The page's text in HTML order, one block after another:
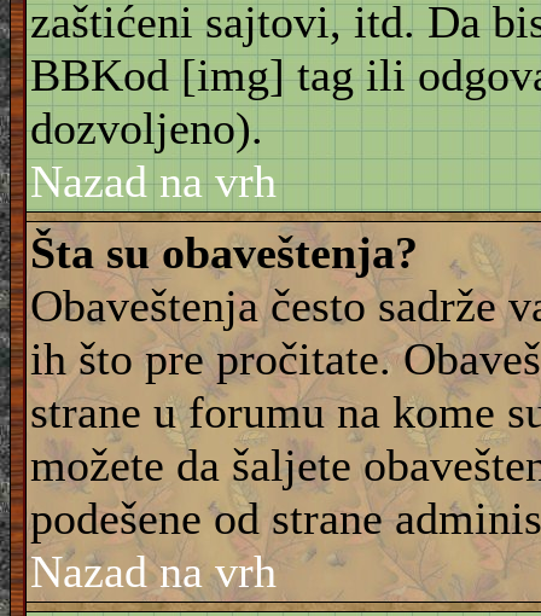
zaštićeni sajtovi, itd. Da
BBKod [img] tag ili
dozvoljeno).
Nazad na vrh
Šta su obaveštenja?
Obaveštenja često sadrže
ih što pre pročitate.
strane u forumu na kome
možete da šaljete
podešene od strane
Nazad na vrh